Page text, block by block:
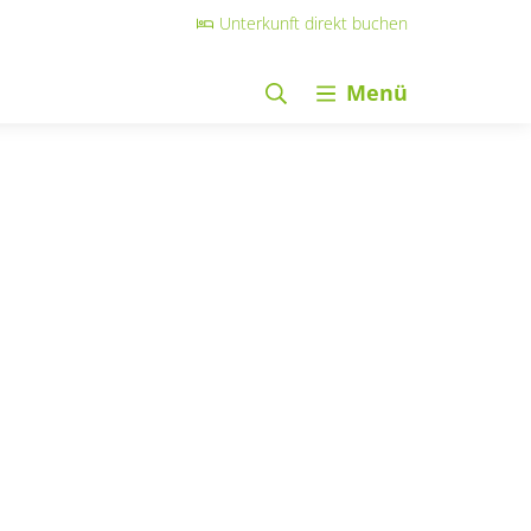
Unterkunft direkt buchen
Menü